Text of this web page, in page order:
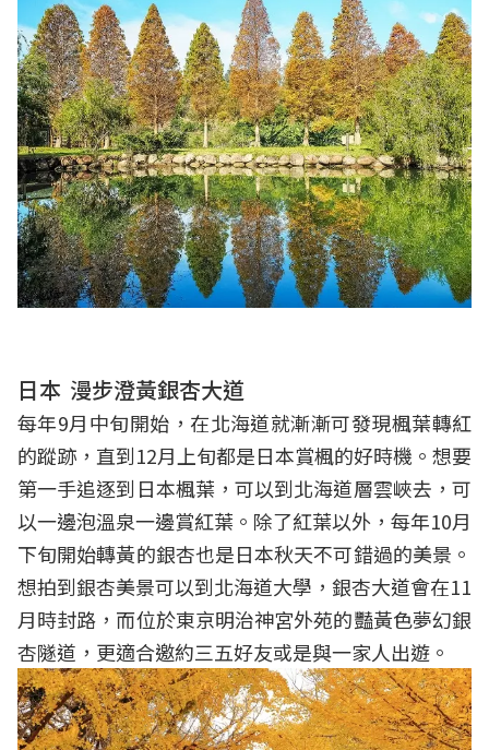
日本 漫步澄黃銀杏大道
每年9月中旬開始，在北海道就漸漸可發現楓葉轉紅
的蹤跡，直到12月上旬都是日本賞楓的好時機。想要
第一手追逐到日本楓葉，可以到北海道層雲峽去，可
以一邊泡溫泉一邊賞紅葉。除了紅葉以外，每年10月
下旬開始轉黃的銀杏也是日本秋天不可錯過的美景。
想拍到銀杏美景可以到北海道大學，銀杏大道會在11
月時封路，而位於東京明治神宮外苑的豔黃色夢幻銀
杏隧道，更適合邀約三五好友或是與一家人出遊。